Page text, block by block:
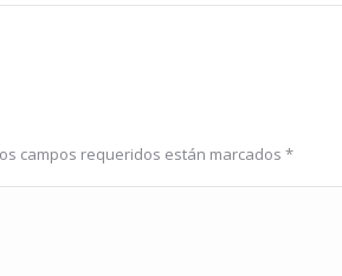
campos requeridos están marcados *